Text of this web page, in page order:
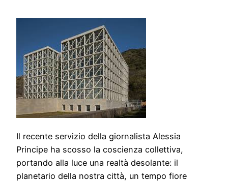
Il recente servizio della giornalista Alessia
Principe ha scosso la coscienza collettiva,
portando alla luce una realtà desolante: il
planetario della nostra città, un tempo fiore